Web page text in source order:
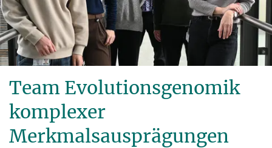
Team Evolutionsgenomik
komplexer
Merkmalsausprägungen